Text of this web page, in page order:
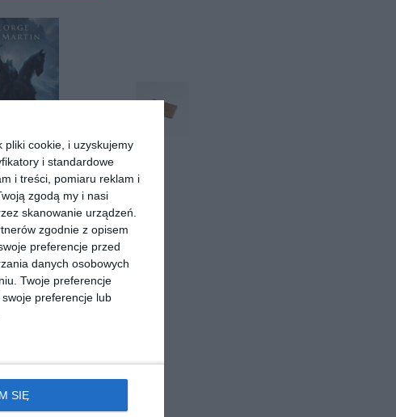
cookie, i uzyskujemy
i standardowe
i treści, pomiaru reklam i
zgodą my i nasi
skanowanie urządzeń.
zgodnie z opisem
preferencje przed
danych osobowych
Twoje preferencje
preferencje lub
SIĘ
]
smokami:
i pył
R.R. Martin